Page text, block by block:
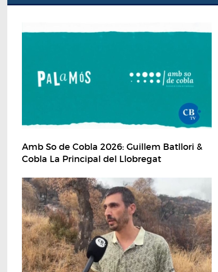
Amb So de Cobla 2026: Guillem Batllori &
Cobla La Principal del Llobregat